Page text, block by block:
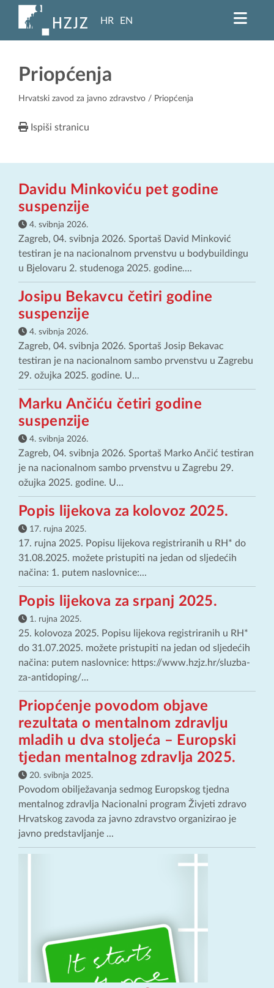
HR EN
Priopćenja
Hrvatski zavod za javno zdravstvo / Priopćenja
Ispiši stranicu
Davidu Minkoviću pet godine
suspenzije
4. svibnja 2026.
Zagreb, 04. svibnja 2026. Sportaš David Minković
testiran je na nacionalnom prvenstvu u bodybuildingu
u Bjelovaru 2. studenoga 2025. godine....
Josipu Bekavcu četiri godine
suspenzije
4. svibnja 2026.
Zagreb, 04. svibnja 2026. Sportaš Josip Bekavac
testiran je na nacionalnom sambo prvenstvu u Zagrebu
29. ožujka 2025. godine. U...
Marku Ančiću četiri godine
suspenzije
4. svibnja 2026.
Zagreb, 04. svibnja 2026. Sportaš Marko Ančić testiran
je na nacionalnom sambo prvenstvu u Zagrebu 29.
ožujka 2025. godine. U...
Popis lijekova za kolovoz 2025.
17. rujna 2025.
17. rujna 2025. Popisu lijekova registriranih u RH* do
31.08.2025. možete pristupiti na jedan od sljedećih
načina: 1. putem naslovnice:...
Popis lijekova za srpanj 2025.
1. rujna 2025.
25. kolovoza 2025. Popisu lijekova registriranih u RH*
do 31.07.2025. možete pristupiti na jedan od sljedećih
načina: putem naslovnice: https://www.hzjz.hr/sluzba-
za-antidoping/...
Priopćenje povodom objave
rezultata o mentalnom zdravlju
mladih u dva stoljeća – Europski
tjedan mentalnog zdravlja 2025.
20. svibnja 2025.
Povodom obilježavanja sedmog Europskog tjedna
mentalnog zdravlja Nacionalni program Živjeti zdravo
Hrvatskog zavoda za javno zdravstvo organizirao je
javno predstavljanje ...